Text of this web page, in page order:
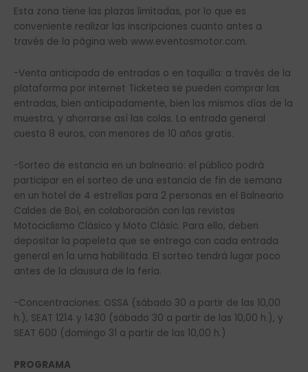
Esta zona tiene las plazas limitadas, por lo que es
conveniente realizar las inscripciones cuanto antes a
través de la página web www.eventosmotor.com.
-Venta anticipada de entradas o en taquilla: a través de la
plataforma por internet Ticketea se pueden comprar las
entradas, bien anticipadamente, bien los mismos días de la
muestra, y ahorrarse así las colas. La entrada general
cuesta 8 euros, con menores de 10 años gratis.
-Sorteo de estancia en un balneario: el público podrá
participar en el sorteo de una estancia de fin de semana
en un hotel de 4 estrellas para 2 personas en el Balneario
Caldes de Boí, en colaboración con las revistas
Motociclismo Clásico y Moto Clásic. Para ello, deben
depositar la papeleta que se entrega con cada entrada
general en la urna habilitada. El sorteo tendrá lugar poco
antes de la clausura de la feria.
-Concentraciones: OSSA (sábado 30 a partir de las 10,00
h.), SEAT 1214 y 1430 (sábado 30 a partir de las 10,00 h.), y
SEAT 600 (domingo 31 a partir de las 10,00 h.)
PROGRAMA